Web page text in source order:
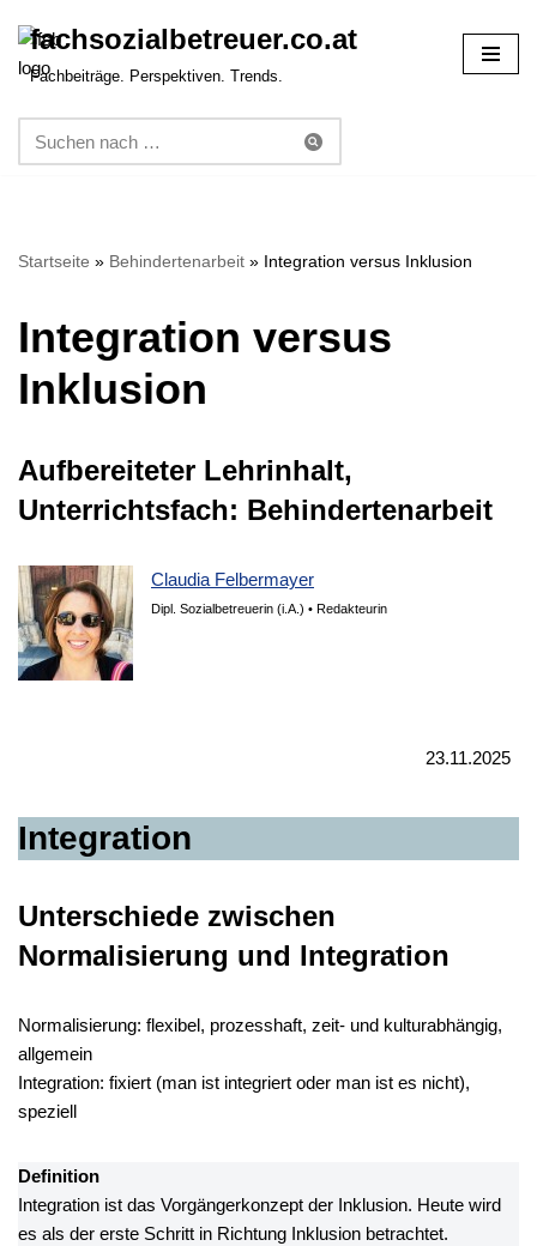
Zum
springen
fachsozialbetreuer.co.at
Fachbeiträge. Perspektiven. Trends.
Startseite » Behindertenarbeit » Integration versus Inklusion
Integration versus
Inklusion
Aufbereiteter Lehrinhalt,
Unterrichtsfach: Behindertenarbeit
Claudia Felbermayer
Dipl. Sozialbetreuerin (i.A.) • Redakteurin
23.11.2025
Integration
Unterschiede zwischen
Normalisierung und Integration
Normalisierung: flexibel, prozesshaft, zeit- und kulturabhängig,
allgemein
Integration: fixiert (man ist integriert oder man ist es nicht),
speziell
Definition
Integration ist das Vorgängerkonzept der Inklusion. Heute wird
es als der erste Schritt in Richtung Inklusion betrachtet.